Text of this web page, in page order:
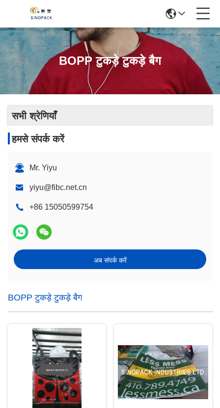
BOPP टुकड़े टुकड़े बैग
सभी श्रेणियाँ
हमसे संपर्क करें
Mr. Yiyu
yiyu@fibc.net.cn
+86 15050599754
अब संपर्क करें
BOPP टुकड़े टुकड़े बैग